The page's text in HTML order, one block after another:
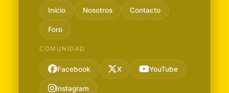
Inicio Nosotros Contacto
Foro
COMUNIDAD
Facebook X YouTube
Instagram